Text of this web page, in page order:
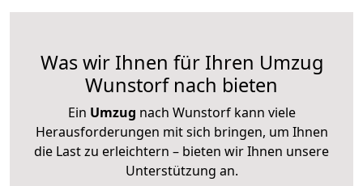
Was wir Ihnen für Ihren Umzug
Wunstorf nach bieten
Ein Umzug nach Wunstorf kann viele
Herausforderungen mit sich bringen, um Ihnen
die Last zu erleichtern – bieten wir Ihnen unsere
Unterstützung an.